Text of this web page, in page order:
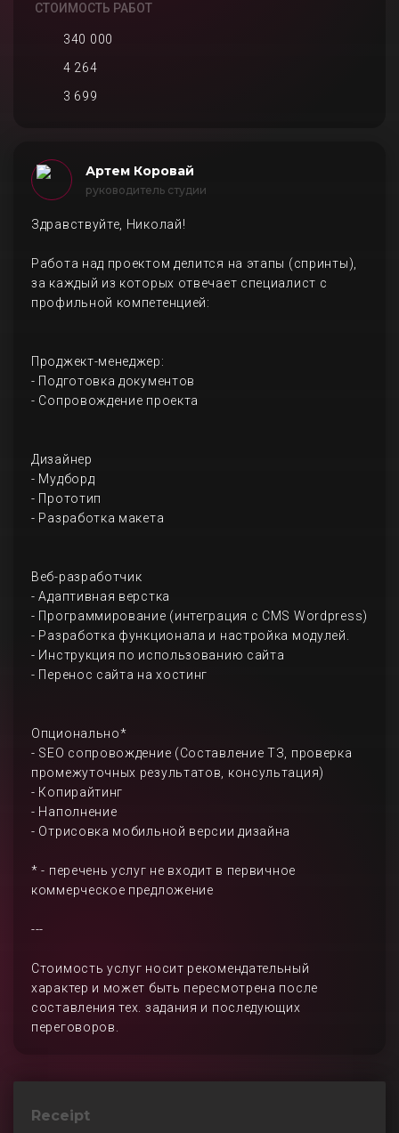
СТОИМОСТЬ РАБОТ
340 000
4 264
3 699
Артем Коровай
руководитель студии
Здравствуйте, Николай!
Работа над проектом делится на этапы (спринты),
за каждый из которых отвечает специалист с
профильной компетенцией:
Проджект-менеджер:
- Подготовка документов
- Сопровождение проекта
Дизайнер
- Мудборд
- Прототип
- Разработка макета
Веб-разработчик
- Адаптивная верстка
- Программирование (интеграция с CMS Wordpress)
- Разработка функционала и настройка модулей.
- Инструкция по использованию сайта
- Перенос сайта на хостинг
Опционально*
- SEO сопровождение (Составление ТЗ, проверка
промежуточных результатов, консультация)
- Копирайтинг
- Наполнение
- Отрисовка мобильной версии дизайна
* - перечень услуг не входит в первичное
коммерческое предложение
---
Стоимость услуг носит рекомендательный
характер и может быть пересмотрена после
составления тех. задания и последующих
переговоров.
Receipt